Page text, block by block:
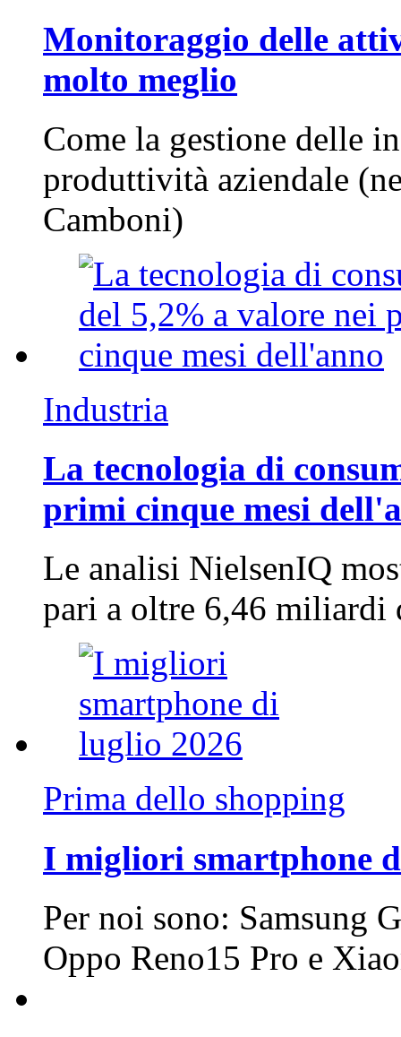
Monitoraggio delle
molto meglio
Come la gestione delle
produttività aziendale
Camboni)
Industria
La tecnologia di
primi cinque mesi
Le analisi NielsenIQ
pari a oltre 6,46
Prima dello shopping
I migliori smartphone
Per noi sono: Samsung
Oppo Reno15 Pro e